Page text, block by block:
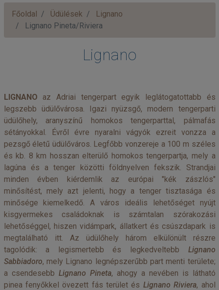
Főoldal Üdülések
Lignano
Lignano Pineta/Riviera
Lignano
LIGNANO az Adriai tengerpart egyik leglátogatottabb és
legszebb üdülővárosa. Igazi nyüzsgő, modern tengerparti
üdülőhely, aranyszínű homokos tengerparttal, pálmafás
sétányokkal. Évről évre nyaralni vágyók ezreit vonzza a
pezsgő életű üdülőváros. Legfőbb vonzereje a 100 m széles
és kb. 8 km hosszan elterülő homokos tengerpartja, mely a
lagúna és a tenger közötti földnyelven fekszik. Strandjai
minden évben kiérdemlik az európai "kék zászlós"
minősítést, mely azt jelenti, hogy a tenger tisztasága és
minősége kiemelkedő. A város ideális lehetőséget nyújt
kisgyermekes családoknak is számtalan szórakozási
lehetőséggel, hiszen vidámpark, állatkert és csúszdapark is
megtalálható itt. Az üdülőhely három elkülönült részre
tagolódik: a legismertebb és legkedveltebb Lignano
Sabbiadoro, mely Lignano legnépszerűbb part menti területe;
a csendesebb Lignano Pineta, ahogy a nevében is látható
pinea fenyőkkel övezett fás terület és Lignano Riviera, ahol